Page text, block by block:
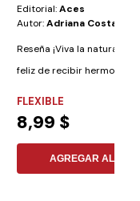
Editorial:Aces
Autor:Adriana Costanzo
Reseña ¡Viva la
feliz de recibir hermosos
FLEXIBLE
8,99 $
AGREGAR AL